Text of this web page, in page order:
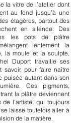
la vitre de l’atelier dont
au fond jusqu’à une
étagères, partout des
en silence. Des
les pots de plâtre
lentement la
la moule et la sculpte.
Duport travaille ses
savoir, pour faire naître
autant dans son
Ces pigments,
la plâtre deviennent
l’artiste, qui toujours
laisse toutefois aller à
de la matière.